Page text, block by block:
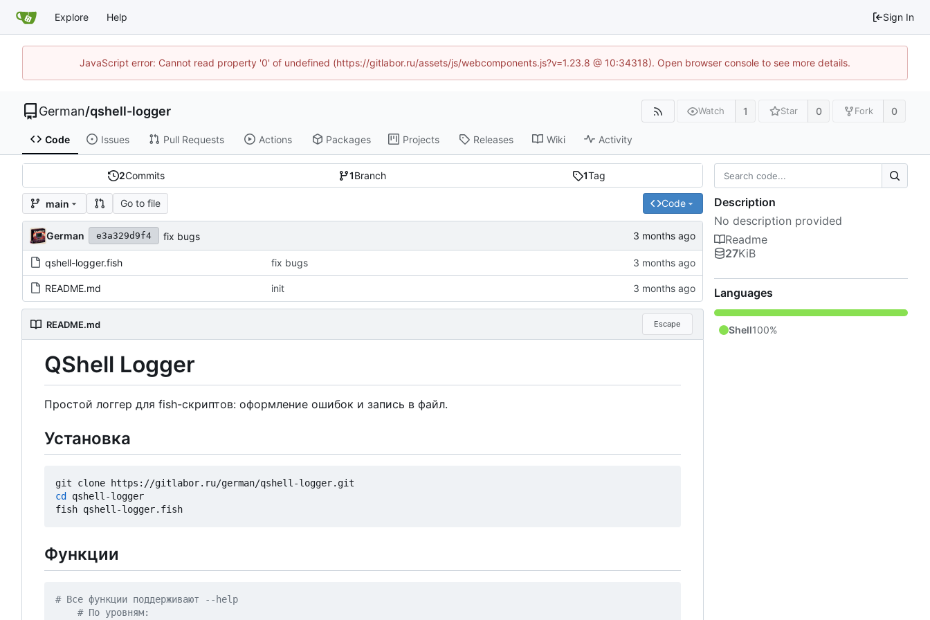
Explore Help Sign In
JavaScript error: Cannot read property '0' of undefined (https://gitlabor.ru/assets/js/webcomponents.js?v=1.23.8 @ 10:34318). Open browser console to see more details.
German/qshell-logger Watch 1 Star 0 Fork 0
Code Issues Pull Requests Actions Packages Projects Releases Wiki Activity
2Commits 1Branch 1Tag
main Go to file Code
German e3a329d9f4 fix bugs
qshell-logger.fish fix bugs
README.md init
README.md Escape
QShell Logger
Простой логгер для fish-скриптов: оформление ошибок и запись в файл.
Установка
cd
qshell-logger
Функции
# Все функции поддерживают --help
# По уровням:
Description
No description provided
Readme
27KiB
Languages
Shell100%